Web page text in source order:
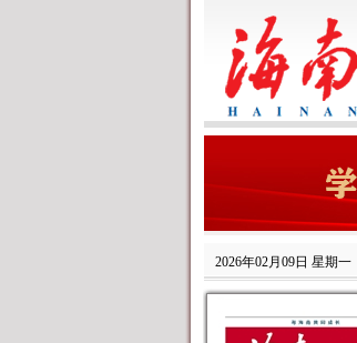
2026年02月09日 星期一